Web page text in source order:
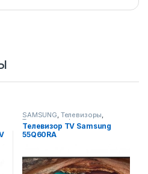
SAMSUNG, Телевизоры,
Телевизоры, фото-видео и
аудио
Телевизор TV Samsung
55Q60RA